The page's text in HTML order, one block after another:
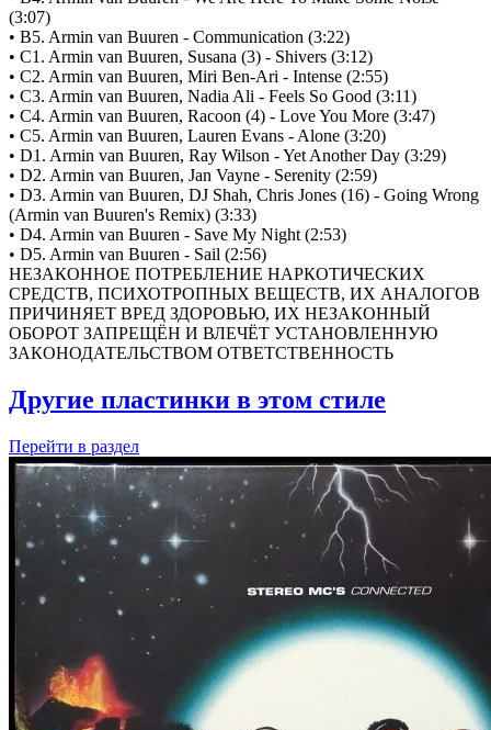
(3:07)
• B5. Armin van Buuren - Communication (3:22)
• C1. Armin van Buuren, Susana (3) - Shivers (3:12)
• C2. Armin van Buuren, Miri Ben-Ari - Intense (2:55)
• C3. Armin van Buuren, Nadia Ali - Feels So Good (3:11)
• C4. Armin van Buuren, Racoon (4) - Love You More (3:47)
• C5. Armin van Buuren, Lauren Evans - Alone (3:20)
• D1. Armin van Buuren, Ray Wilson - Yet Another Day (3:29)
• D2. Armin van Buuren, Jan Vayne - Serenity (2:59)
• D3. Armin van Buuren, DJ Shah, Chris Jones (16) - Going Wrong
(Armin van Buuren's Remix) (3:33)
• D4. Armin van Buuren - Save My Night (2:53)
• D5. Armin van Buuren - Sail (2:56)
НЕЗАКОННОЕ ПОТРЕБЛЕНИЕ НАРКОТИЧЕСКИХ
СРЕДСТВ, ПСИХОТРОПНЫХ ВЕЩЕСТВ, ИХ АНАЛОГОВ
ПРИЧИНЯЕТ ВРЕД ЗДОРОВЬЮ, ИХ НЕЗАКОННЫЙ
ОБОРОТ ЗАПРЕЩЁН И ВЛЕЧЁТ УСТАНОВЛЕННУЮ
ЗАКОНОДАТЕЛЬСТВОМ ОТВЕТСТВЕННОСТЬ
Другие пластинки в этом стиле
Перейти в раздел